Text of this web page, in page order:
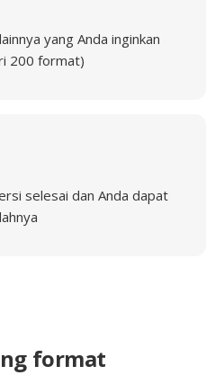
yang Anda inginkan
200 format)
selesai dan Anda dapat
format